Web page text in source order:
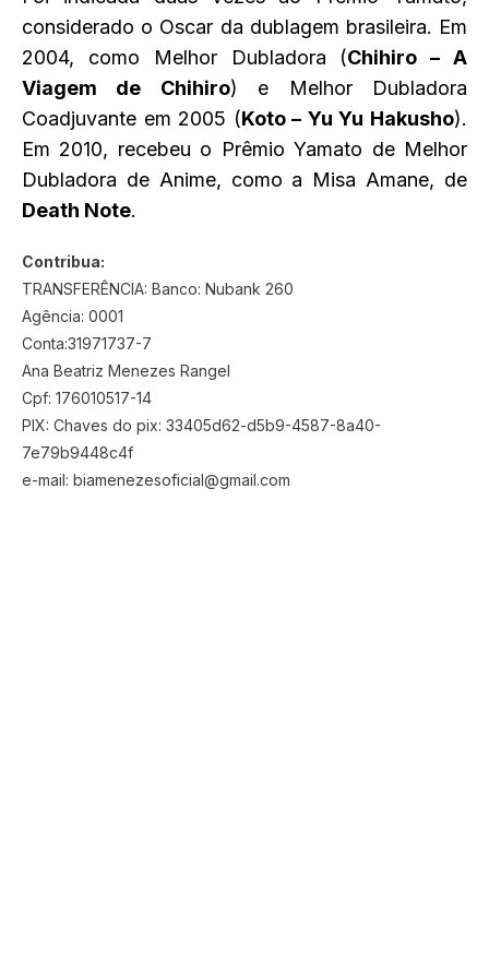
considerado o Oscar da dublagem brasileira. Em
2004, como Melhor Dubladora (Chihiro – A
Viagem de Chihiro) e Melhor Dubladora
Coadjuvante em 2005 (Koto – Yu Yu Hakusho).
Em 2010, recebeu o Prêmio Yamato de Melhor
Dubladora de Anime, como a Misa Amane, de
Death Note.
Contribua:
TRANSFERÊNCIA: Banco: Nubank 260
Agência: 0001
Conta:31971737-7
Ana Beatriz Menezes Rangel
Cpf: 176010517-14
PIX: Chaves do pix: 33405d62-d5b9-4587-8a40-
7e79b9448c4f
e-mail: biamenezesoficial@gmail.com